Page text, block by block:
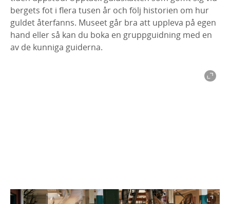
bergets fot i flera tusen år och följ historien om hur
guldet återfanns. Museet går bra att uppleva på egen
hand eller så kan du boka en gruppguidning med en
av de kunniga guiderna.